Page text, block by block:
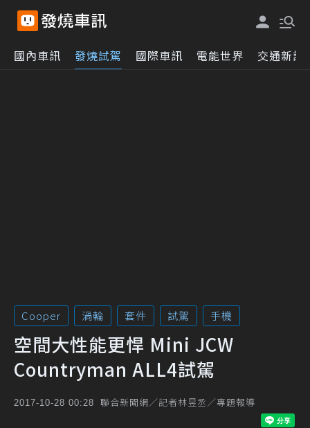
國內車訊 發燒試駕 國際車訊 電能世界 交通新訊
Cooper 渦輪 套件 試駕 手機
空間大性能更悍 Mini JCW
Countryman ALL4試駕
2017-10-28 00:28 聯合新聞網／記者林昱丞／專題報導